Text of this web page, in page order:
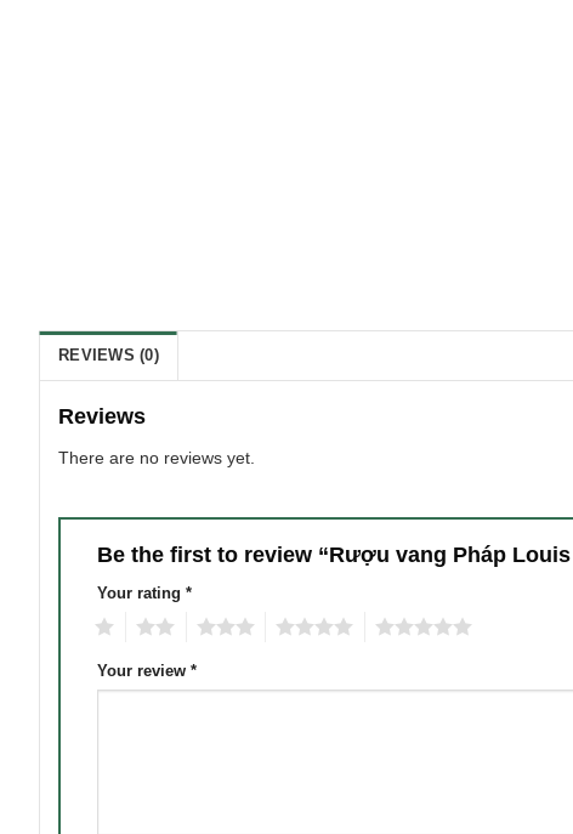
REVIEWS (0)
Reviews
There are no reviews yet.
Be the first to review “Rượu vang Pháp
Your rating *
Your review *